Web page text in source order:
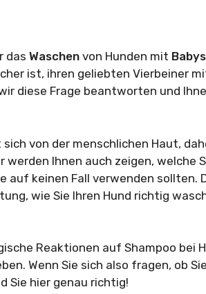
das Waschen von Hunden mit
ist, ihren geliebten Vierbeiner
diese Frage beantworten und
von der menschlichen Haut,
werden Ihnen auch zeigen, welche
auf keinen Fall verwenden sollten.
wie Sie Ihren Hund richtig
Reaktionen auf Shampoo bei
Wenn Sie sich also fragen, ob
Sie hier genau richtig!